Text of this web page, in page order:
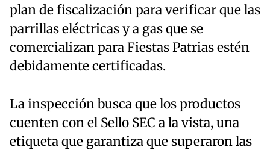
plan de fiscalización para verificar que las
parrillas eléctricas y a gas que se
comercializan para Fiestas Patrias estén
debidamente certificadas.
La inspección busca que los productos
cuenten con el Sello SEC a la vista, una
etiqueta que garantiza que superaron las